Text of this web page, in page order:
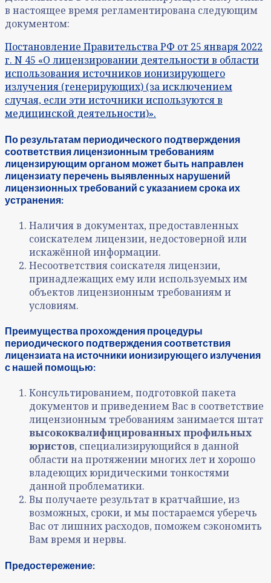
в настоящее время регламентирована следующим
документом:
Постановление Правительства РФ от 25 января 2022
г. N 45 «О лицензировании деятельности в области
использования источников ионизирующего
излучения (генерирующих) (за исключением
случая, если эти источники используются в
медицинской деятельности)».
По результатам периодического подтверждения
соответствия лицензионным требованиям
лицензирующим органом может быть направлен
лицензиату перечень выявленных нарушений
лицензионных требований с указанием срока их
устранения:
Наличия в документах, предоставленных
соискателем лицензии, недостоверной или
искажённой информации.
Несоответствия соискателя лицензии,
принадлежащих ему или используемых им
объектов лицензионным требованиям и
условиям.
Преимущества прохождения процедуры
периодического подтверждения соответствия
лицензиата на источники ионизирующего излучения
с нашей помощью:
Консультированием, подготовкой пакета
документов и приведением Вас в соответствие
лицензионным требованиям занимается штат
высококвалифицированных профильных
юристов, специализирующийся в данной
области на протяжении многих лет и хорошо
владеющих юридическими тонкостями
данной проблематики.
Вы получаете результат в кратчайшие, из
возможных, сроки, и мы постараемся уберечь
Вас от лишних расходов, поможем сэкономить
Вам время и нервы.
Предостережение: